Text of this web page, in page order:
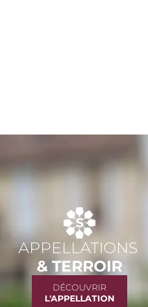
APPELLATIONS
& TERROIR
DÉCOUVRIR
L'APPELLATION